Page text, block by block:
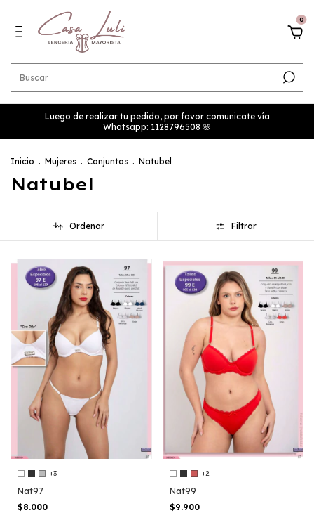
0
Luego de realizar tu pedido, por favor comunicate vía
Whatsapp: 1128796508 🌸
Inicio . Mujeres . Conjuntos . Natubel
Natubel
Ordenar Filtrar
+3
Nat97
$8.000
+2
Nat99
$9.900